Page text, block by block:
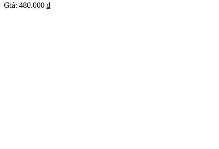
Giá: 480.000 ₫